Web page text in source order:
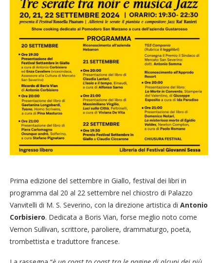
Prima edizione del settembre in Giallo, festival dei libri in
programma dal 20 al 22 settembre nel chiostro di Palazzo
Vanvitelli di M. S. Severino, con la direzione artistica di Antonio
Corbisiero. Dedicata a Boris Vian, forse meglio noto come
Vernon Sullivan, scrittore, paroliere, drammaturgo, poeta,
trombettista e traduttore francese.